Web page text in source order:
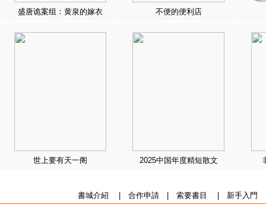
盛唐诡案组：黄泉的嫁衣 不便的便利店
世上要有天一阁 2025中国年度精短散文
書城介紹 合作申請| 索要書目 新手入門